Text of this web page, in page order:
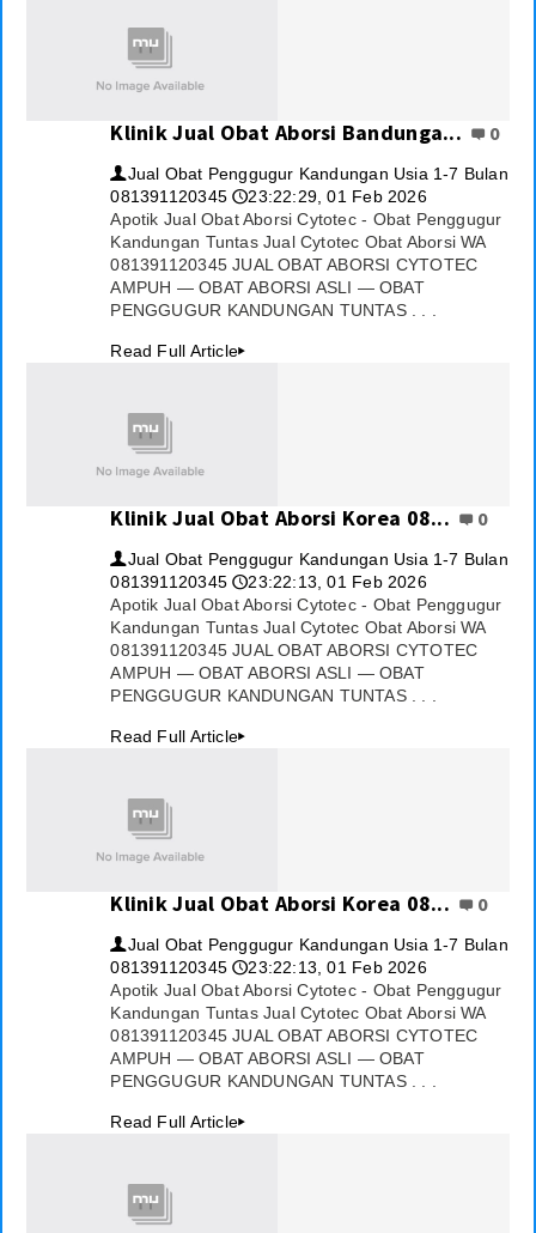
Klinik Jual Obat Aborsi Bandunga... 0
👤Jual Obat Penggugur Kandungan Usia 1-7 Bulan
081391120345 🕔23:22:29, 01 Feb 2026
Apotik Jual Obat Aborsi Cytotec - Obat Penggugur
Kandungan Tuntas Jual Cytotec Obat Aborsi WA
081391120345 JUAL OBAT ABORSI CYTOTEC
AMPUH — OBAT ABORSI ASLI — OBAT
PENGGUGUR KANDUNGAN TUNTAS . . .
Read Full Article▸
Klinik Jual Obat Aborsi Korea 08... 0
👤Jual Obat Penggugur Kandungan Usia 1-7 Bulan
081391120345 🕔23:22:13, 01 Feb 2026
Apotik Jual Obat Aborsi Cytotec - Obat Penggugur
Kandungan Tuntas Jual Cytotec Obat Aborsi WA
081391120345 JUAL OBAT ABORSI CYTOTEC
AMPUH — OBAT ABORSI ASLI — OBAT
PENGGUGUR KANDUNGAN TUNTAS . . .
Read Full Article▸
Klinik Jual Obat Aborsi Korea 08... 0
👤Jual Obat Penggugur Kandungan Usia 1-7 Bulan
081391120345 🕔23:22:13, 01 Feb 2026
Apotik Jual Obat Aborsi Cytotec - Obat Penggugur
Kandungan Tuntas Jual Cytotec Obat Aborsi WA
081391120345 JUAL OBAT ABORSI CYTOTEC
AMPUH — OBAT ABORSI ASLI — OBAT
PENGGUGUR KANDUNGAN TUNTAS . . .
Read Full Article▸